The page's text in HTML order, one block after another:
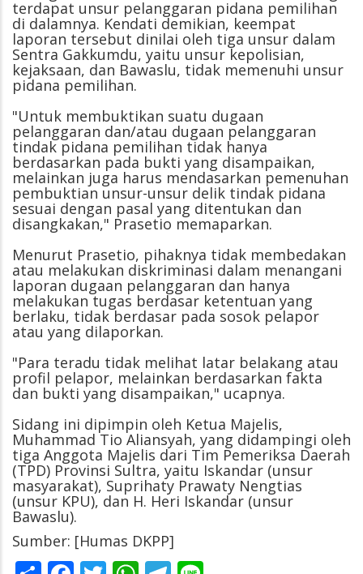
terdapat unsur pelanggaran pidana pemilihan
di dalamnya. Kendati demikian, keempat
laporan tersebut dinilai oleh tiga unsur dalam
Sentra Gakkumdu, yaitu unsur kepolisian,
kejaksaan, dan Bawaslu, tidak memenuhi unsur
pidana pemilihan.
"Untuk membuktikan suatu dugaan
pelanggaran dan/atau dugaan pelanggaran
tindak pidana pemilihan tidak hanya
berdasarkan pada bukti yang disampaikan,
melainkan juga harus mendasarkan pemenuhan
pembuktian unsur-unsur delik tindak pidana
sesuai dengan pasal yang ditentukan dan
disangkakan," Prasetio memaparkan.
Menurut Prasetio, pihaknya tidak membedakan
atau melakukan diskriminasi dalam menangani
laporan dugaan pelanggaran dan hanya
melakukan tugas berdasar ketentuan yang
berlaku, tidak berdasar pada sosok pelapor
atau yang dilaporkan.
"Para teradu tidak melihat latar belakang atau
profil pelapor, melainkan berdasarkan fakta
dan bukti yang disampaikan," ucapnya.
Sidang ini dipimpin oleh Ketua Majelis,
Muhammad Tio Aliansyah, yang didampingi oleh
tiga Anggota Majelis dari Tim Pemeriksa Daerah
(TPD) Provinsi Sultra, yaitu Iskandar (unsur
masyarakat), Suprihaty Prawaty Nengtias
(unsur KPU), dan H. Heri Iskandar (unsur
Bawaslu).
Sumber: [Humas DKPP]